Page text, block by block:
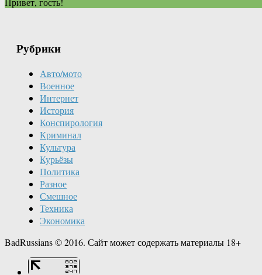
Рубрики
Авто/мото
Военное
Интернет
История
Конспирология
Криминал
Культура
Курьёзы
Политика
Разное
Смешное
Техника
Экономика
BadRussians © 2016. Сайт может содержать материалы 18+